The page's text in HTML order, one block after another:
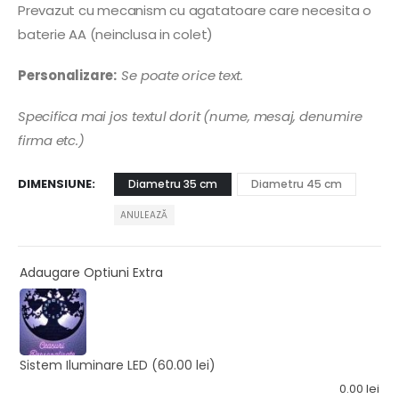
Prevazut cu mecanism cu agatatoare care necesita o
baterie AA (neinclusa in colet)
Personalizare:Se poate orice text.
Specifica mai jos textul dorit (nume, mesaj, denumire
firma etc.)
DIMENSIUNE Diametru 35 cm Diametru 45 cm
ANULEAZĂ
Adaugare Optiuni Extra
Sistem Iluminare LED (60.00 lei)
0.00 lei